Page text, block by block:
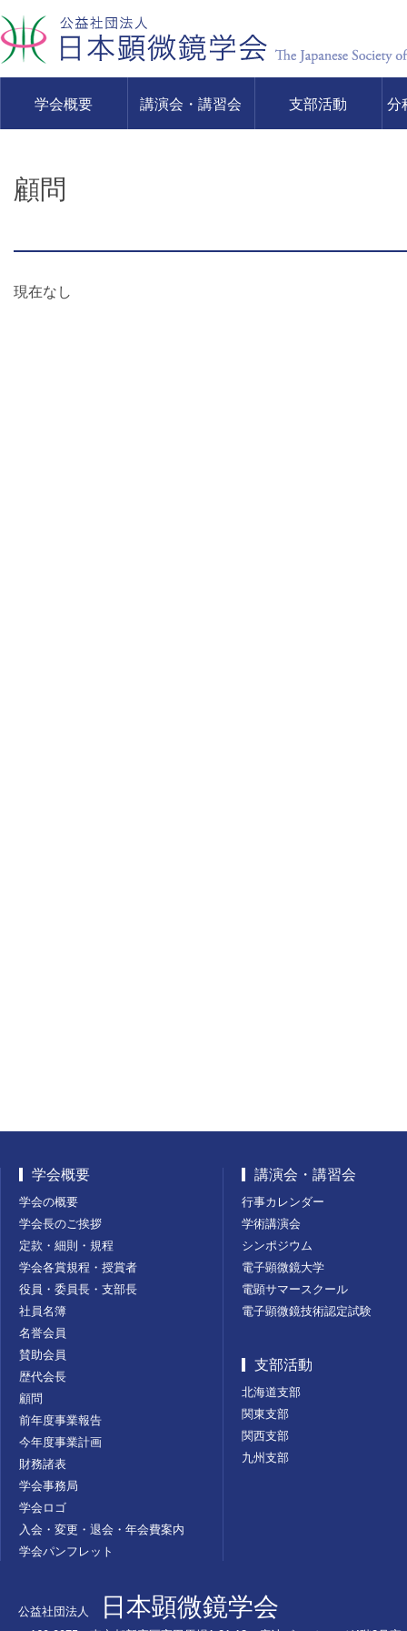
学会概要 講演会・講習会 支部活動 分
顧問
現在なし
学会概要
学会の概要
学会長のご挨拶
定款・細則・規程
学会各賞規程・授賞者
役員・委員長・支部長
社員名簿
名誉会員
賛助会員
歴代会長
顧問
前年度事業報告
今年度事業計画
財務諸表
学会事務局
学会ロゴ
入会・変更・退会・年会費案内
学会パンフレット
講演会・講習会
行事カレンダー
学術講演会
シンポジウム
電子顕微鏡大学
電顕サマースクール
電子顕微鏡技術認定試験
支部活動
北海道支部
関東支部
関西支部
九州支部
公益社団法人 日本顕微鏡学会